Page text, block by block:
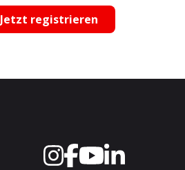
Jetzt registrieren